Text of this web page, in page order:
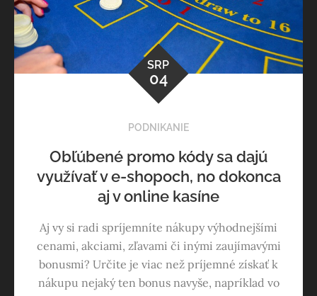
SRP
04
PODNIKANIE
Obľúbené promo kódy sa dajú
využívať v e-shopoch, no dokonca
aj v online kasíne
Aj vy si radi spríjemníte nákupy výhodnejšími
cenami, akciami, zľavami či inými zaujímavými
bonusmi? Určite je viac než príjemné získať k
nákupu nejaký ten bonus navyše, napríklad vo